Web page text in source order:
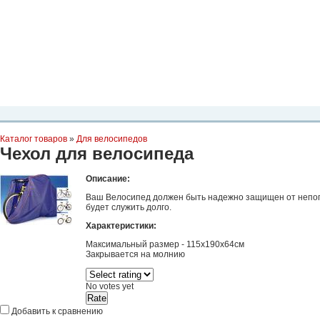
Каталог товаров » Для велосипедов
Чехол для велосипеда
Описание:
Ваш Велосипед должен быть надежно защищен от
будет служить долго.
Характеристики:
Максимальный размер - 115х190х64см
Закрывается на молнию
No votes yet
Добавить к сравнению